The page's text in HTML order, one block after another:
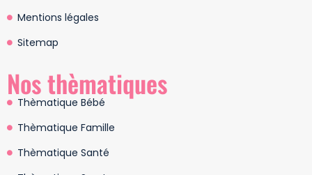
Mentions légales
Sitemap
Nos thèmatiques
Thèmatique Bébé
Thèmatique Famille
Thèmatique Santé